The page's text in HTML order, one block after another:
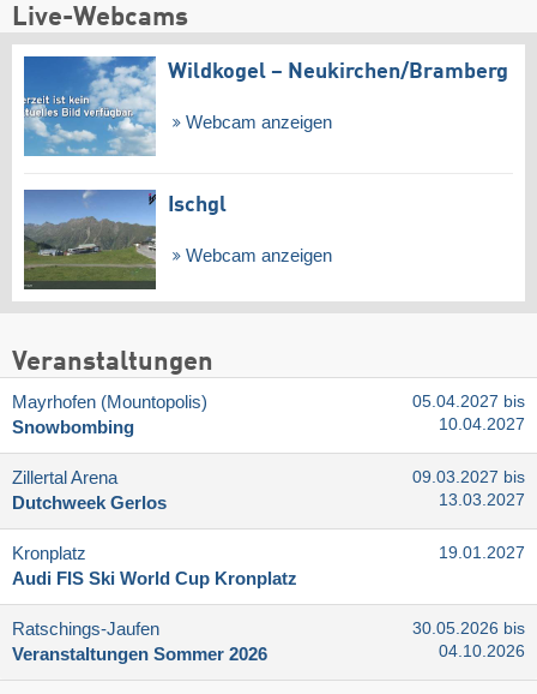
Live-Webcams
Wildkogel – Neukirchen/​Bramberg
Webcam anzeigen
Ischgl
Webcam anzeigen
Veranstaltungen
Mayrhofen (Mountopolis)
Snowbombing
05.04.2027 bis
10.04.2027
Zillertal Arena
Dutchweek Gerlos
09.03.2027 bis
13.03.2027
Kronplatz
Audi FIS Ski World Cup Kronplatz
19.01.2027
Ratschings-Jaufen
Veranstaltungen Sommer 2026
30.05.2026 bis
04.10.2026